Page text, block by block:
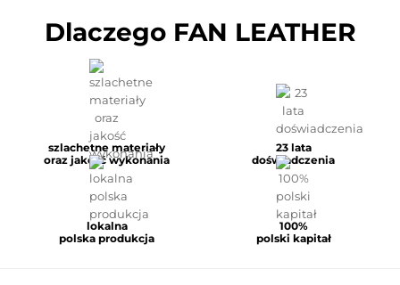
Dlaczego FAN LEATHER
szlachetne materiały
oraz jakość wykonania
23 lata
doświadczenia
lokalna
polska produkcja
100%
polski kapitał